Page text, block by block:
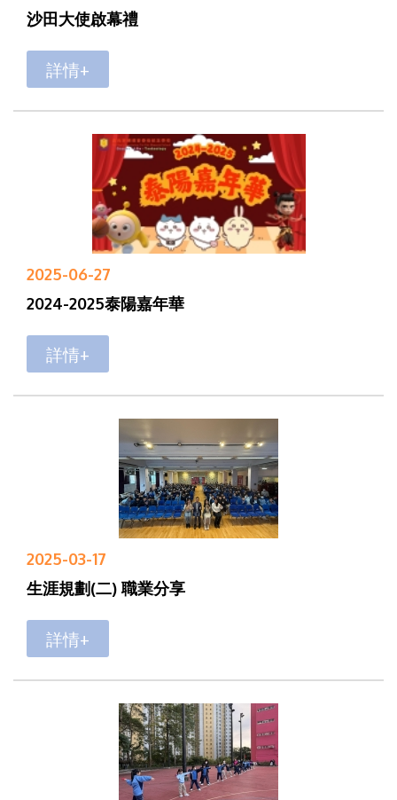
沙田大使啟幕禮
詳情+
2025-06-27
2024-2025泰陽嘉年華
詳情+
2025-03-17
生涯規劃(二) 職業分享
詳情+